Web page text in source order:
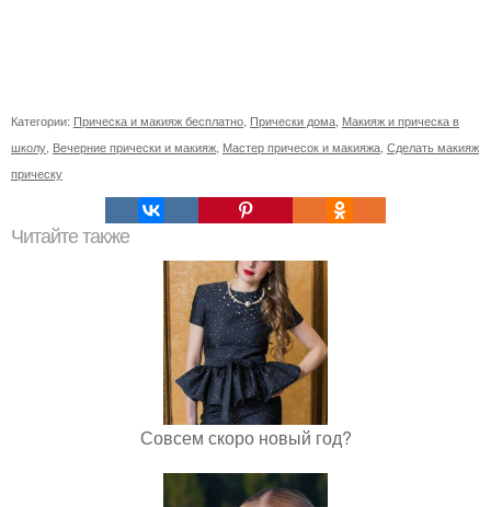
Категории: Прическа и макияж бесплатно Прически дома Макияж и прическа в
школу Вечерние прически и макияж Мастер причесок и макияжа Сделать макияж
прическу
Читайте также
Совсем скоро новый год?